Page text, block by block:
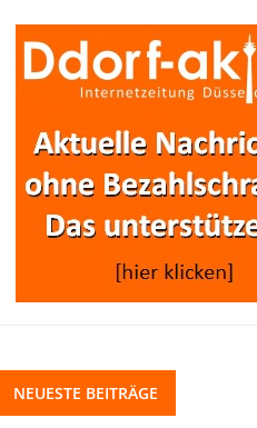
NEUESTE BEITRÄGE